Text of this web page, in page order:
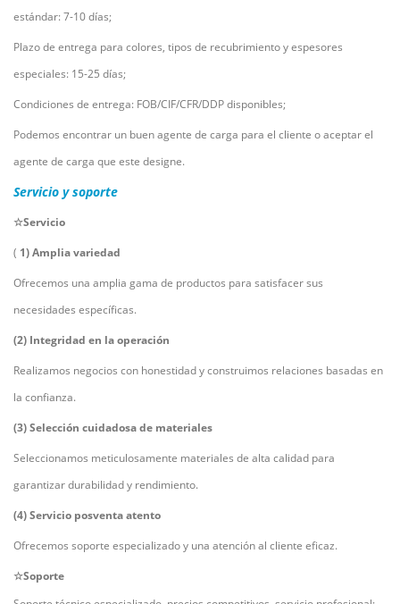
estándar: 7-10 días;
Plazo de entrega para colores, tipos de recubrimiento y espesores
especiales: 15-25 días;
Condiciones de entrega: FOB/CIF/CFR/DDP disponibles;
Podemos encontrar un buen agente de carga para el cliente o aceptar el
agente de carga que este designe.
Servicio y soporte
☆Servicio
( 1) Amplia variedad
Ofrecemos una amplia gama de productos para satisfacer sus
necesidades específicas.
(2) Integridad en la operación
Realizamos negocios con honestidad y construimos relaciones basadas en
la confianza.
(3) Selección cuidadosa de materiales
Seleccionamos meticulosamente materiales de alta calidad para
garantizar durabilidad y rendimiento.
(4) Servicio posventa atento
Ofrecemos soporte especializado y una atención al cliente eficaz.
☆Soporte